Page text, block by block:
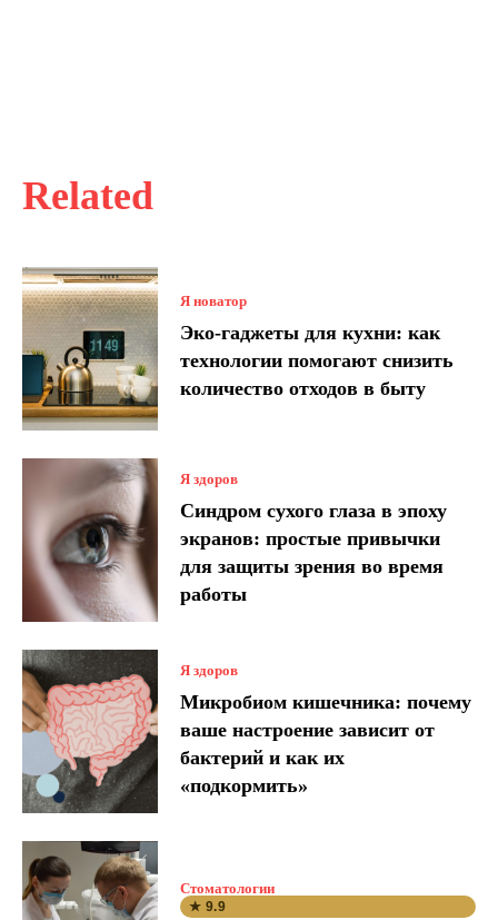
Related
Я новатор
Эко-гаджеты для кухни: как
технологии помогают снизить
количество отходов в быту
Я здоров
Синдром сухого глаза в эпоху
экранов: простые привычки
для защиты зрения во время
работы
Я здоров
Микробиом кишечника: почему
ваше настроение зависит от
бактерий и как их
«подкормить»
Стоматологии
★ 9.9